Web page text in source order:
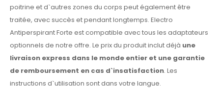
poitrine et d`autres zones du corps peut également être
traitée, avec succès et pendant longtemps. Electro
Antiperspirant Forte est compatible avec tous les adaptateurs
optionnels de notre offre. Le prix du produit inclut déjà une
livraison express dans le monde entier et une garantie
de remboursement en cas d`insatisfaction. Les
instructions d`utilisation sont dans votre langue.